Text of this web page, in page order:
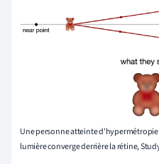
Une personne atteinte
lumière converge derrière la rétine,